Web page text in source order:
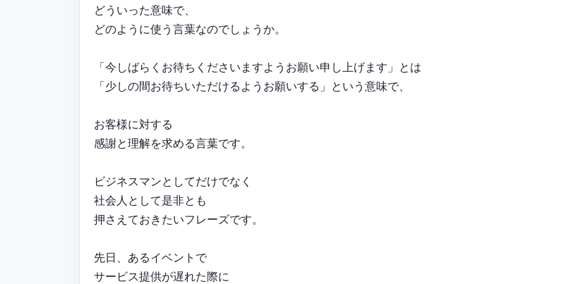
どういった意味で、
どのように使う言葉なのでしょうか。
「今しばらくお待ちくださいますようお願い申し上げます」とは
「少しの間お待ちいただけるようお願いする」という意味で、
お客様に対する
感謝と理解を求める言葉です。
ビジネスマンとしてだけでなく
社会人として是非とも
押さえておきたいフレーズです。
先日、あるイベントで
サービス提供が遅れた際に